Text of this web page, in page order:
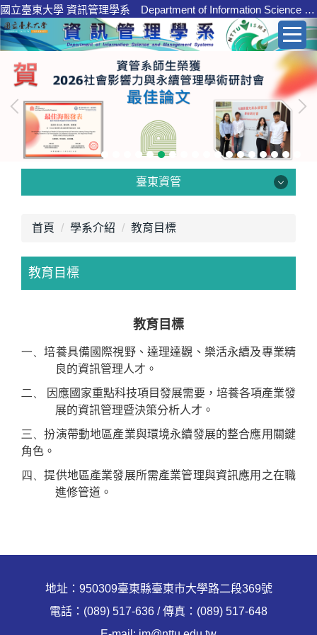
跳
到
主
要
內
區
國立臺東大學 資訊管理學系 Department of Information Science and Management Systems
臺東資管
臺東資管
學系介紹
課程綱要
教研成果
規章要點
表格下載
系友動態
首頁 學系介紹 教育目標
教育目標
教育目標
一、培養具備國際視野、達理達觀、樂活永續及專業精
良的資訊管理人才。
二、
因應國家重點科技項目發展需要，培養各項產業發
展的資訊管理暨決策分析人才。
三、扮演帶動地區產業與環境永續發展的整合應用關鍵
角色。
四、提供地區產業發展所需產業管理與資訊應用之在職
進修管道。
地址：950309臺東縣臺東市大學路二段369號
電話：(089) 517-636 / 傳真：(089) 517-648